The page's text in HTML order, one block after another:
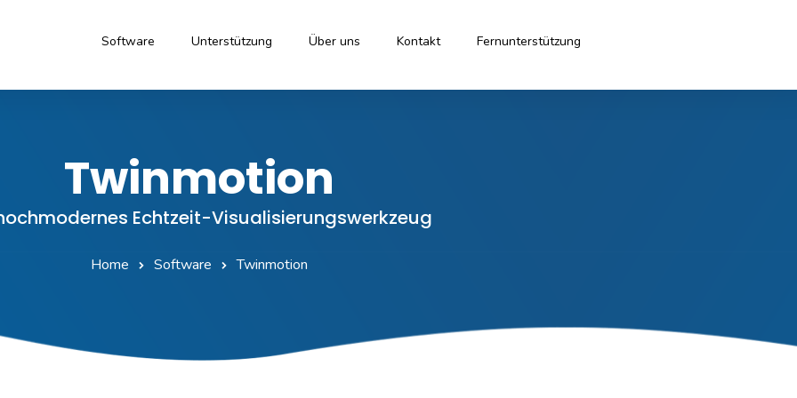
Software Unterstützung Über uns Kontakt Fernunterstützung
Twinmotion
Echtzeit-Visualisierungswerkzeug
Home Software Twinmotion